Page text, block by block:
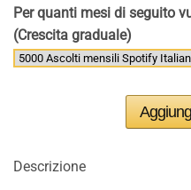
Per quanti mesi di seguito
(Crescita graduale)
Descrizione